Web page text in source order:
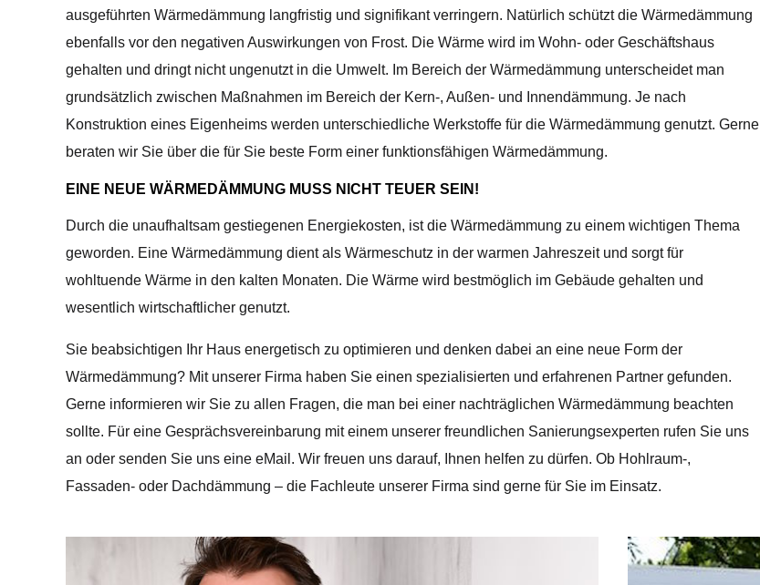
ausgeführten Wärmedämmung langfristig und signifikant verringern. Natürlich schützt die Wärmedämmung
ebenfalls vor den negativen Auswirkungen von Frost. Die Wärme wird im Wohn- oder Geschäftshaus
gehalten und dringt nicht ungenutzt in die Umwelt. Im Bereich der Wärmedämmung unterscheidet man
grundsätzlich zwischen Maßnahmen im Bereich der Kern-, Außen- und Innendämmung. Je nach
Konstruktion eines Eigenheims werden unterschiedliche Werkstoffe für die Wärmedämmung genutzt. Gerne
beraten wir Sie über die für Sie beste Form einer funktionsfähigen Wärmedämmung.
EINE NEUE WÄRMEDÄMMUNG MUSS NICHT TEUER SEIN!
Durch die unaufhaltsam gestiegenen Energiekosten, ist die Wärmedämmung zu einem wichtigen Thema
geworden. Eine Wärmedämmung dient als Wärmeschutz in der warmen Jahreszeit und sorgt für
wohltuende Wärme in den kalten Monaten. Die Wärme wird bestmöglich im Gebäude gehalten und
wesentlich wirtschaftlicher genutzt.
Sie beabsichtigen Ihr Haus energetisch zu optimieren und denken dabei an eine neue Form der
Wärmedämmung? Mit unserer Firma haben Sie einen spezialisierten und erfahrenen Partner gefunden.
Gerne informieren wir Sie zu allen Fragen, die man bei einer nachträglichen Wärmedämmung beachten
sollte. Für eine Gesprächsvereinbarung mit einem unserer freundlichen Sanierungsexperten rufen Sie uns
an oder senden Sie uns eine eMail. Wir freuen uns darauf, Ihnen helfen zu dürfen. Ob Hohlraum-,
Fassaden- oder Dachdämmung – die Fachleute unserer Firma sind gerne für Sie im Einsatz.